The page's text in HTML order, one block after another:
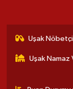
Uşak
Uşak Namaz